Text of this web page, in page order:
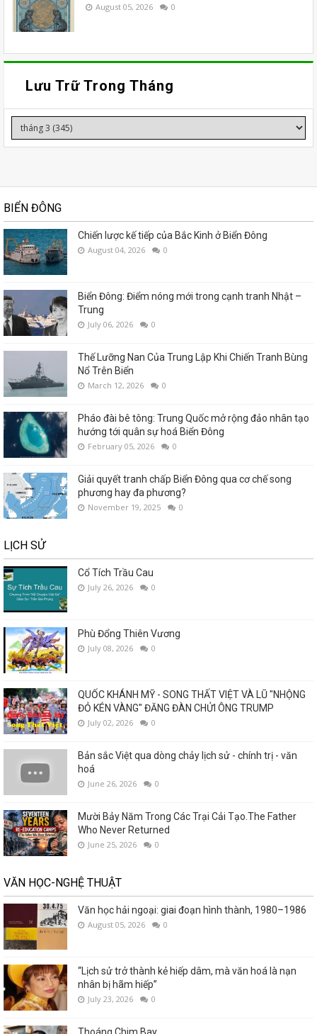
August 05, 2026 0
Lưu Trữ Trong Tháng
BIỂN ĐÔNG
Chiến lược kế tiếp của Bắc Kinh ở Biển Đông
August 04, 2026 0
Biển Đông: Điểm nóng mới trong cạnh tranh Nhật –
Trung
July 06, 2026 0
Thế Lưỡng Nan Của Trung Lập Khi Chiến Tranh Bùng
Nổ Trên Biển
March 12, 2026 0
Pháo đài bê tông: Trung Quốc mở rộng đảo nhân tạo
hướng tới quân sự hoá Biển Đông
February 05, 2026 0
Giải quyết tranh chấp Biển Đông qua cơ chế song
phương hay đa phương?
November 19, 2025 0
LỊCH SỬ
Cổ Tích Trầu Cau
July 26, 2026 0
Phù Đổng Thiên Vương
July 08, 2026 0
QUỐC KHÁNH MỸ - SONG THẤT VIỆT VÀ LŨ "NHỘNG
ĐỎ KÉN VÀNG" ĐĂNG ĐÀN CHỬI ÔNG TRUMP
July 02, 2026 0
Bản sắc Việt qua dòng chảy lịch sử - chính trị - văn
hoá
June 26, 2026 0
Mười Bảy Năm Trong Các Trại Cải Tạo.The Father
Who Never Returned
June 25, 2026 0
VĂN HỌC-NGHỆ THUẬT
Văn học hải ngoại: giai đoạn hình thành, 1980–1986
August 05, 2026 0
“Lịch sử trở thành kẻ hiếp dâm, mà văn hoá là nạn
nhân bị hãm hiếp”
July 23, 2026 0